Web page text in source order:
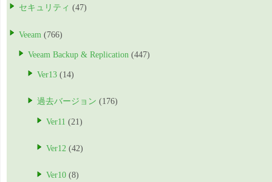
セキュリティ (47)
Veeam (766)
Veeam Backup & Replication (447)
Ver13 (14)
過去バージョン (176)
Ver11 (21)
Ver12 (42)
Ver10 (8)